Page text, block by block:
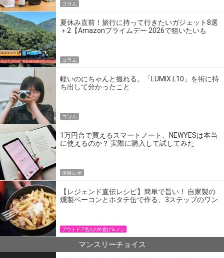
コラム
夏休み直前！旅行に持って行きたいガジェット8選
＋2【Amazonプライムデー 2026で狙いたいも
コラム
軽いのにちゃんと撮れる。「LUMIX L10」を街に持
ち出して分かったこと
コラム
1万円台で買えるスマートノート、NEWYESは本当
に使えるのか？ 実際に購入して試してみた
体験レポ
【レジェンド直伝レシピ】簡単で旨い！ 自家製の
燻製ベーコンとホタテ缶で作る、3ステップのワン
アウトドア名人の外遊び＆メシ
マンスリーチョイス